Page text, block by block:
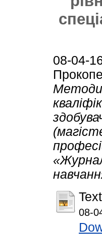
08-04-
Text
08-